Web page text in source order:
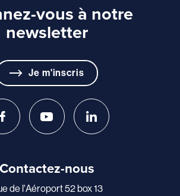
vous à notre
newsletter
Je m'inscris
Contactez-nous
de l'Aéroport 52 box 13